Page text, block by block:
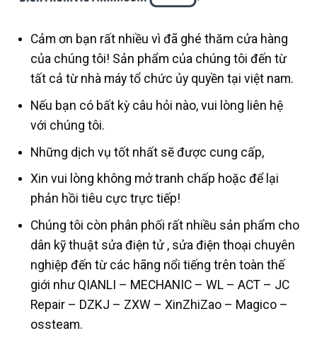
Cảm ơn bạn rất nhiều vì đã ghé thăm cửa hàng
của chúng tôi! Sản phẩm của chúng tôi đến từ
tất cả từ nhà máy tổ chức ủy quyền tại việt nam.
Nếu bạn có bất kỳ câu hỏi nào, vui lòng liên hệ
với chúng tôi.
Những dịch vụ tốt nhất sẽ được cung cấp,
Xin vui lòng không mở tranh chấp hoặc để lại
phản hồi tiêu cực trực tiếp!
Chúng tôi còn phân phối rất nhiều sản phẩm cho
dân kỹ thuật sửa điện tử , sửa điện thoại chuyên
nghiệp đến từ các hãng nổi tiếng trên toàn thế
giới như QIANLI – MECHANIC – WL – ACT – JC
Repair – DZKJ – ZXW – XinZhiZao – Magico –
ossteam.